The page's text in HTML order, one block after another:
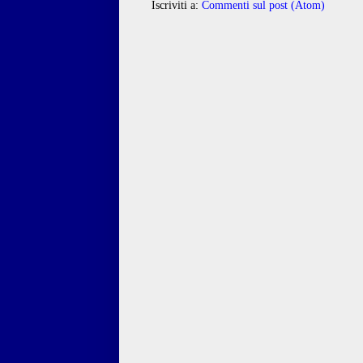
Iscriviti a: Commenti sul post (Atom)